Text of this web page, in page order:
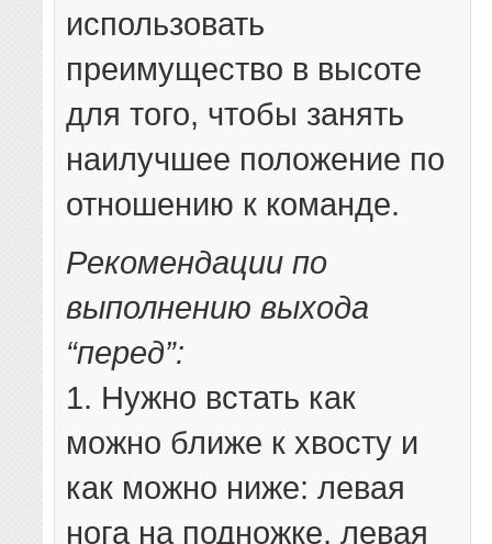
использовать
преимущество в высоте
для того, чтобы занять
наилучшее положение по
отношению к команде.
Рекомендации по
выполнению выхода
“перед”:
1. Нужно встать как
можно ближе к хвосту и
как можно ниже: левая
нога на подножке, левая